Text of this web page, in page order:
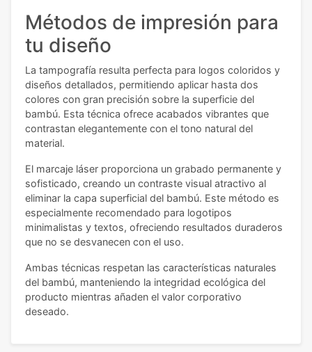
Métodos de impresión para
tu diseño
La tampografía resulta perfecta para logos coloridos y
diseños detallados, permitiendo aplicar hasta dos
colores con gran precisión sobre la superficie del
bambú. Esta técnica ofrece acabados vibrantes que
contrastan elegantemente con el tono natural del
material.
El marcaje láser proporciona un grabado permanente y
sofisticado, creando un contraste visual atractivo al
eliminar la capa superficial del bambú. Este método es
especialmente recomendado para logotipos
minimalistas y textos, ofreciendo resultados duraderos
que no se desvanecen con el uso.
Ambas técnicas respetan las características naturales
del bambú, manteniendo la integridad ecológica del
producto mientras añaden el valor corporativo
deseado.